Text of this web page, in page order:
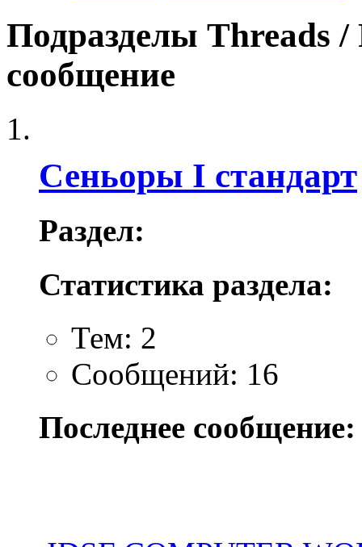
Подразделы Threads /
сообщение
Сеньоры I стандарт
Раздел:
Статистика раздела:
Тем: 2
Сообщений: 16
Последнее сообщение: